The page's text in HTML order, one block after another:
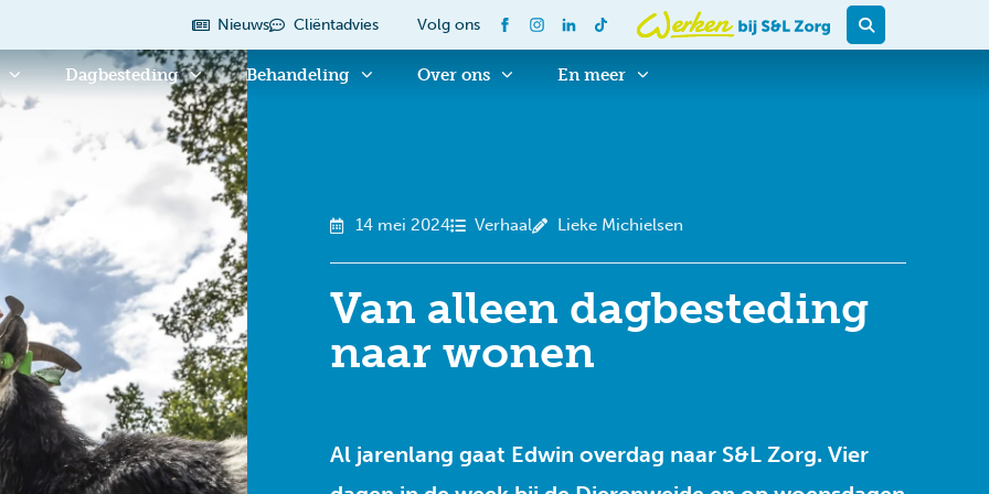
Nieuws Cliëntadvies Volg ons
Dagbesteding Behandeling Over ons En meer
14 mei 2024 Verhaal Lieke Michielsen
Van alleen dagbesteding
naar wonen
Al jarenlang gaat Edwin overdag naar S&L Zorg. Vier